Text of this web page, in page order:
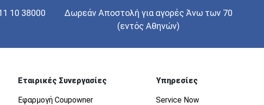
10 38000
Δωρεάν Αποστολή για αγορές Άνω των 70
(εντός Αθηνών)
Εταιρικές Συνεργασίες
Εφαρμογή Coupowner
Υπηρεσίες
Service Now